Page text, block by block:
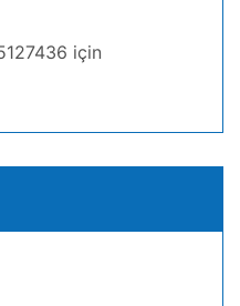
için